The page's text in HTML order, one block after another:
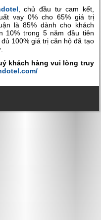
, chủ đầu tư cam kết,
vay 0% cho 65% giá trị
là 85% dành cho khách
10% trong 5 năm đầu tiên
100% giá trị căn hộ đã tạo
khách hàng vui lòng truy